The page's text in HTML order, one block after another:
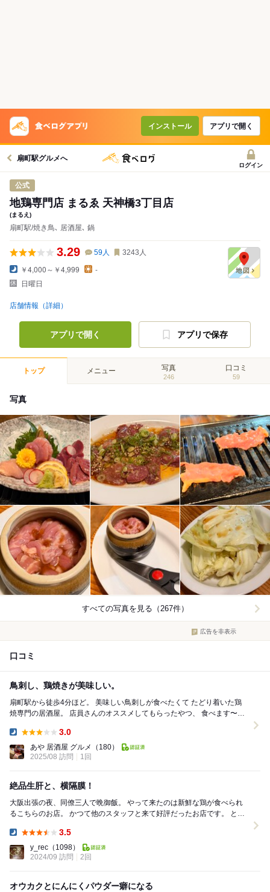
インストール アプリで開く
扇町駅グルメへ
ログイン
公式
地鶏専門店 まるゑ 天神橋3丁目店
(まるえ)
扇町駅/焼き鳥､ 居酒屋､ 鍋
3.29 59人 3243 人
￥4,000～￥4,999
-
日曜日
店舗情報（詳細）
アプリで開く アプリで保存
トップ メニュー 写真
246
口コミ
59
写真
すべての写真を見る（267件）
広告を非表示
口コミ
鳥刺し、鶏焼きが美味しい。
扇町駅から徒歩4分ほど。 美味しい鳥刺しが食べたくて たどり着いた鶏
焼専門の居酒屋。 店員さんのオススメしてもらったやつ、 食べます〜っ
3.0
あや 居酒屋 グルメ
（180）
2025/08 訪問
1回
絶品生肝と、横隔膜！
大阪出張の夜、同僚三人で晩御飯。 やって来たのは新鮮な鶏が食べられ
るこちらのお店。 かつて他のスタッフと来て好評だったお店です。 とり
3.5
y_rec （1098）
2024/09 訪問
2回
オウカクとにんにくパウダー癖になる